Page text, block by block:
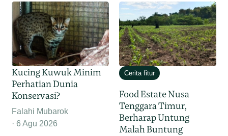
Kucing Kuwuk Minim
Perhatian Dunia
Konservasi?
Falahi Mubarok
6 Agu 2026
Cerita fitur
Food Estate Nusa
Tenggara Timur,
Berharap Untung
Malah Buntung